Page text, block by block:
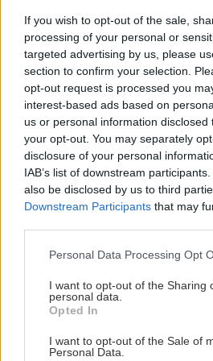
If you wish to opt-out of the sale,
processing of your personal or
targeted advertising by us, please
section to confirm your selection.
opt-out request is processed you
interest-based ads based on
us or personal information
your opt-out. You may separately
disclosure of your personal
IAB’s list of downstream
also be disclosed by us to third
Downstream Participants that may
Please note that this website/app
not limited to your visit or usage
grant or deny consent to Google
use your data for below specified
consent section.
Personal Data Processing Opt
I want to opt-out of the Sharing
personal data.
Opted In
I want to opt-out of the Sale of
Personal Data.
Plotové striešky
Ak je
teplota
priaznivá a
v dutinách
je kvalitný
betón,
musíme
ešte
zabezpečiť,
aby sa do výplňového
Buď plotovú konštrukciu
projektom. Dutiny tvaroviek